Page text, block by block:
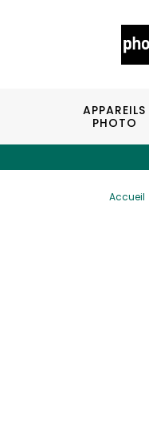
APPAREILS
PHOTO
Accueil